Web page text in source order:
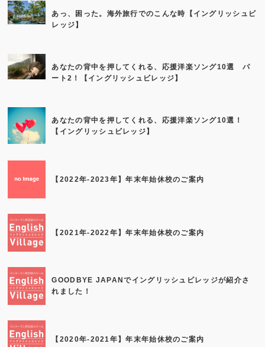
あっ、困った。海外旅行でのこんな時【イングリッシュビ
レッジ】
あなたの背中を押してくれる、応援洋楽ソング10選 パ
ート2！【イングリッシュビレッジ】
あなたの背中を押してくれる、応援洋楽ソング10選！
【イングリッシュビレッジ】
【2022年-2023年】年末年始休校のご案内
【2021年-2022年】年末年始休校のご案内
GOODBYE JAPANでイングリッシュビレッジが紹介さ
れました！
【2020年-2021年】年末年始休校のご案内